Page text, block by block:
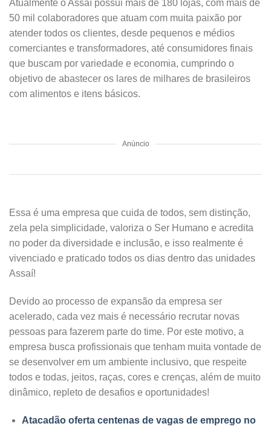
Atualmente o Assaí possui mais de 180 lojas, com mais de
50 mil colaboradores que atuam com muita paixão por
atender todos os clientes, desde pequenos e médios
comerciantes e transformadores, até consumidores finais
que buscam por variedade e economia, cumprindo o
objetivo de abastecer os lares de milhares de brasileiros
com alimentos e itens básicos.
Anúncio
Essa é uma empresa que cuida de todos, sem distinção,
zela pela simplicidade, valoriza o Ser Humano e acredita
no poder da diversidade e inclusão, e isso realmente é
vivenciado e praticado todos os dias dentro das unidades
Assaí!
Devido ao processo de expansão da empresa ser
acelerado, cada vez mais é necessário recrutar novas
pessoas para fazerem parte do time. Por este motivo, a
empresa busca profissionais que tenham muita vontade de
se desenvolver em um ambiente inclusivo, que respeite
todos e todas, jeitos, raças, cores e crenças, além de muito
dinâmico, repleto de desafios e oportunidades!
Atacadão oferta centenas de vagas de emprego no